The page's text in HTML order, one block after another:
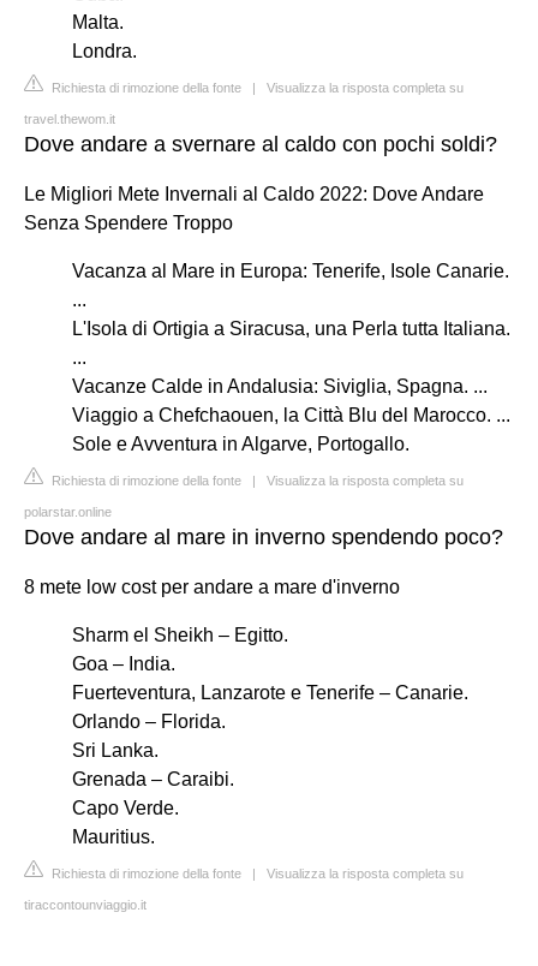
Malta.
Londra.
Richiesta di rimozione della fonte | Visualizza la risposta completa su
travel.thewom.it
Dove andare a svernare al caldo con pochi soldi?
Le Migliori Mete Invernali al Caldo 2022: Dove Andare
Senza Spendere Troppo
Vacanza al Mare in Europa: Tenerife, Isole Canarie.
...
L'Isola di Ortigia a Siracusa, una Perla tutta Italiana.
...
Vacanze Calde in Andalusia: Siviglia, Spagna. ...
Viaggio a Chefchaouen, la Città Blu del Marocco. ...
Sole e Avventura in Algarve, Portogallo.
Richiesta di rimozione della fonte | Visualizza la risposta completa su
polarstar.online
Dove andare al mare in inverno spendendo poco?
8 mete low cost per andare a mare d'inverno
Sharm el Sheikh – Egitto.
Goa – India.
Fuerteventura, Lanzarote e Tenerife – Canarie.
Orlando – Florida.
Sri Lanka.
Grenada – Caraibi.
Capo Verde.
Mauritius.
Richiesta di rimozione della fonte | Visualizza la risposta completa su
tiraccontounviaggio.it